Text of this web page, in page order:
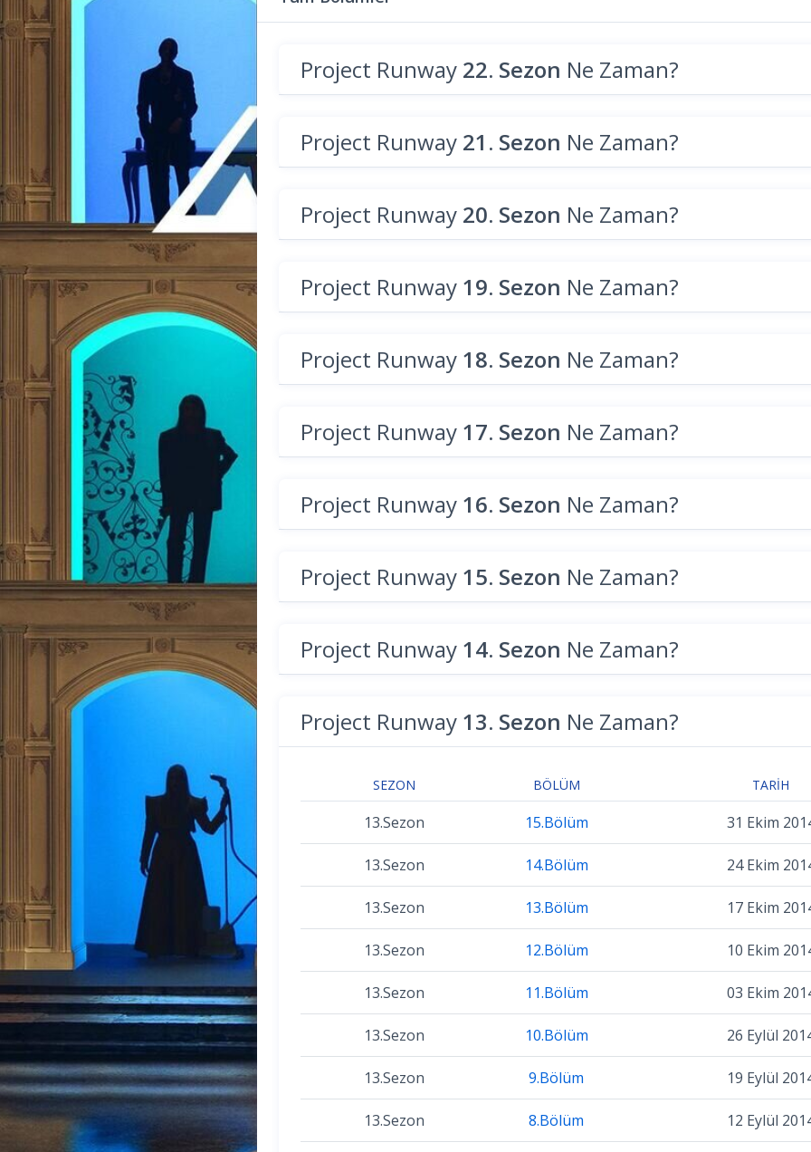
Project Runway 22. Sezon Ne Zaman?
Project Runway 21. Sezon Ne Zaman?
Project Runway 20. Sezon Ne Zaman?
Project Runway 19. Sezon Ne Zaman?
Project Runway 18. Sezon Ne Zaman?
Project Runway 17. Sezon Ne Zaman?
Project Runway 16. Sezon Ne Zaman?
Project Runway 15. Sezon Ne Zaman?
Project Runway 14. Sezon Ne Zaman?
Project Runway 13. Sezon Ne Zaman?
SEZON BÖLÜM TARIH
13.Sezon 15.Bölüm 31 Ekim
13.Sezon 14.Bölüm 24 Ekim
13.Sezon 13.Bölüm 17 Ekim
13.Sezon 12.Bölüm 10 Ekim
13.Sezon 11.Bölüm 03 Ekim
13.Sezon 10.Bölüm 26 Eylül
13.Sezon 9.Bölüm 19 Eylül
13.Sezon 8.Bölüm 12 Eylül